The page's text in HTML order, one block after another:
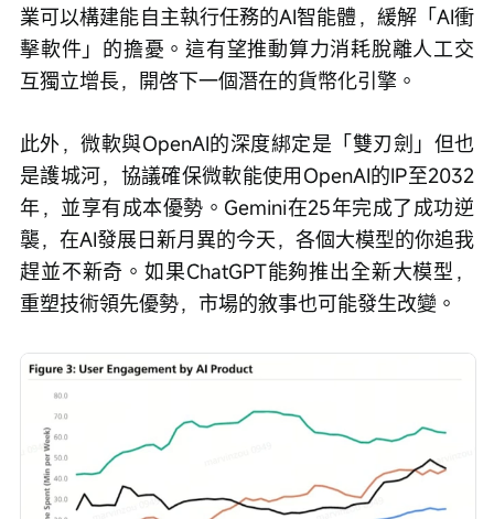
業可以構建能自主執行任務的AI智能體，緩解「AI衝
擊軟件」的擔憂。這有望推動算力消耗脫離人工交
互獨立增長，開啓下一個潛在的貨幣化引擎。
此外，微軟與OpenAI的深度綁定是「雙刃劍」但也
是護城河，協議確保微軟能使用OpenAI的IP至2032
年，並享有成本優勢。Gemini在25年完成了成功逆
襲，在AI發展日新月異的今天，各個大模型的你追我
趕並不新奇。如果ChatGPT能夠推出全新大模型，
重塑技術領先優勢，市場的敘事也可能發生改變。